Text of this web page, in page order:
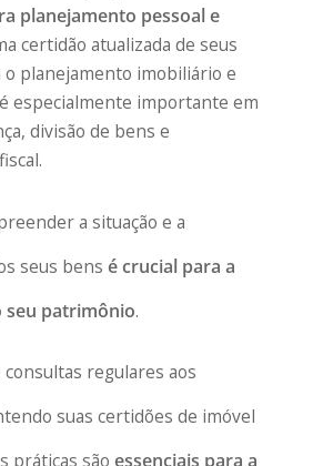
planejamento pessoal e
certidão atualizada de seus
o planejamento imobiliário e
especialmente importante em
divisão de bens e
a situação e a
seus bens é crucial para a
seu patrimônio.
regulares aos
suas certidões de imóvel
práticas são essenciais para a